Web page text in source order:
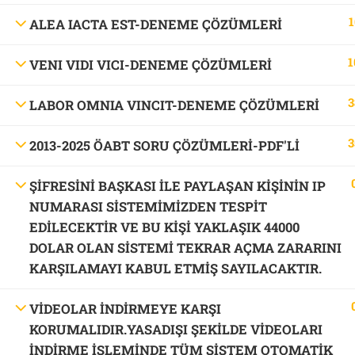
ALEA IACTA EST-DENEME ÇÖZÜMLERİ
VENI VIDI VICI-DENEME ÇÖZÜMLERİ
LABOR OMNIA VINCIT-DENEME ÇÖZÜMLERİ
2013-2025 ÖABT SORU ÇÖZÜMLERİ-PDF'LI
ŞİFRESİNİ BAŞKASI İLE PAYLAŞAN KİŞİNİN IP
NUMARASI SİSTEMİMİZDEN TESPİT
EDİLECEKTİR VE BU KİŞİ YAKLAŞIK 44000
DOLAR OLAN SİSTEMİ TEKRAR AÇMA ZARARINI
KARŞILAMAYI KABUL ETMİŞ SAYILACAKTIR.
VİDEOLAR İNDİRMEYE KARŞI
KORUMALIDIR.YASADIŞI ŞEKİLDE VİDEOLARI
İNDİRME İŞLEMİNDE TÜM SİSTEM OTOMATİK